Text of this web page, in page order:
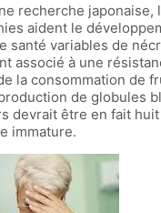
recherche japonaise,
aident le
santé variables de
associé à une
la consommation de
de globules
devrait être en fait
immature.